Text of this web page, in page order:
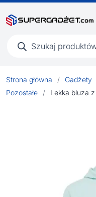
produktów
Strona główna / Gadżety
Pozostałe
/